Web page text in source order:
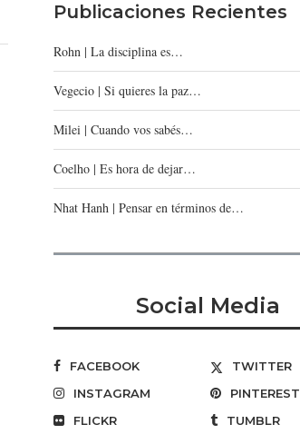
Publicaciones Recientes
Rohn | La disciplina es…
Vegecio | Si quieres la paz…
Milei | Cuando vos sabés…
Coelho | Es hora de dejar…
Nhat Hanh | Pensar en términos de…
Social Media
FACEBOOK
TWITTER
INSTAGRAM
PINTEREST
FLICKR
TUMBLR